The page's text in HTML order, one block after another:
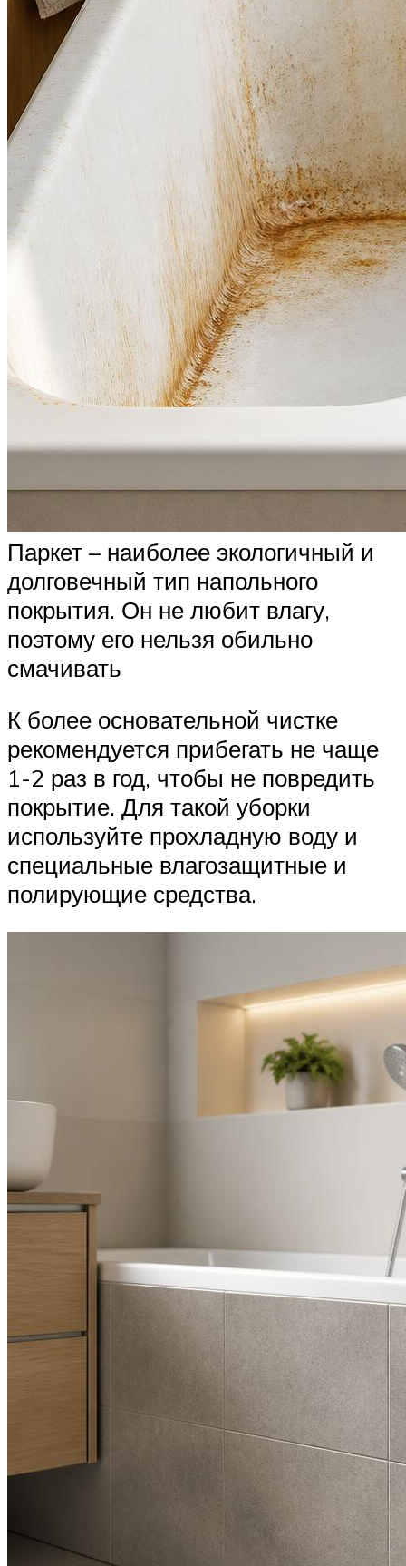
Паркет – наиболее экологичный и
долговечный тип напольного
покрытия. Он не любит влагу,
поэтому его нельзя обильно
смачивать
К более основательной чистке
рекомендуется прибегать не чаще
1-2 раз в год, чтобы не повредить
покрытие. Для такой уборки
используйте прохладную воду и
специальные влагозащитные и
полирующие средства.